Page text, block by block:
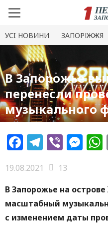
УСI НОВИНИ ЗАПОРІЖЖЯ
В Запорожье
перенесли
музыкального
Facebook
Viber
19.08.2021
13
В Запорожье на
масштабный
с изменением даты